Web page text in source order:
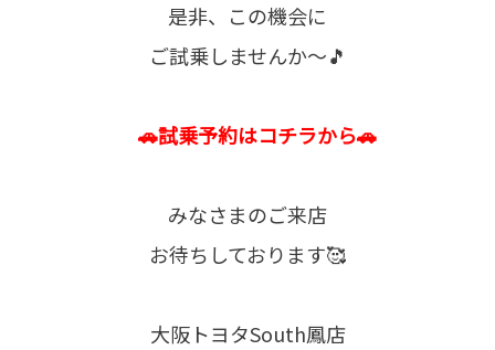
是非、この機会に
ご試乗しませんか～🎵
🚗​​​​​​試乗予約はコチラから🚗
みなさまのご来店
お待ちしております🥰
大阪トヨタSouth鳳店